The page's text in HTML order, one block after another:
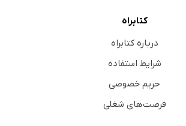
کتابراه
درباره کتابراه
شرایط استفاده
حریم خصوصی
فرصت‌های شغلی